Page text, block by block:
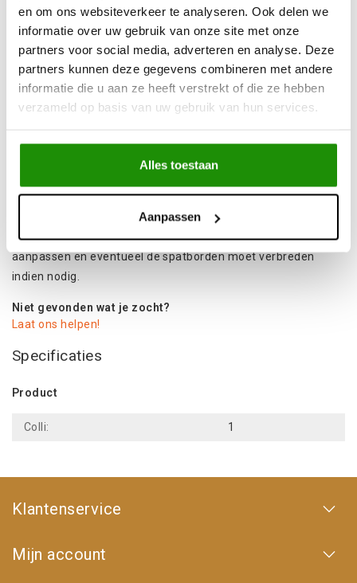
en om ons websiteverkeer te analyseren. Ook delen we
informatie over uw gebruik van onze site met onze
partners voor social media, adverteren en analyse. Deze
partners kunnen deze gegevens combineren met andere
informatie die u aan ze heeft verstrekt of die ze hebben
verzameld op basis van uw gebruik van hun services.
Alles toestaan
Aanpassen
Informatie
Opmerking: Als gevolg van de breedte en negatieve ET-
waarde van deze velgen kan het zijn dat je je voertuig moet
aanpassen en eventueel de spatborden moet verbreden
indien nodig.
Niet gevonden wat je zocht?
Laat ons helpen!
Specificaties
Product
Colli: 1
Klantenservice
Mijn account